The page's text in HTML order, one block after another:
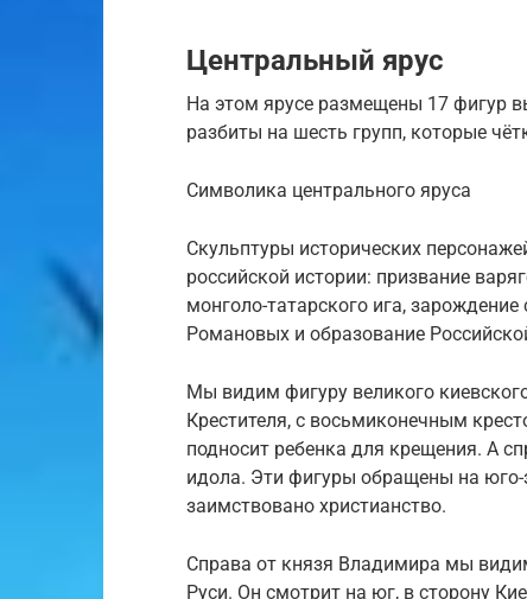
Центральный ярус
На этом ярусе размещены 17 фигур
разбиты на шесть групп, которые
Символика центрального яруса
Скульптуры исторических
российской истории: призвание
монголо-татарского ига,
Романовых и образование
Мы видим фигуру великого
Крестителя, с восьмиконечным
подносит ребенка для крещения. А
идола. Эти фигуры обращены на юго-
заимствовано христианство.
Справа от князя Владимира мы
Руси. Он смотрит на юг, в сторону